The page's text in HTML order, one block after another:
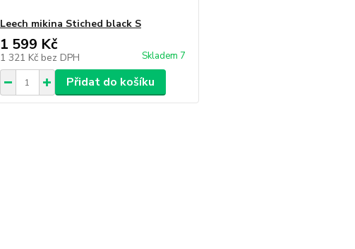
Leech mikina Stiched black S
1 599 Kč
1 321 Kč bez DPH Skladem 7
Přidat do košíku